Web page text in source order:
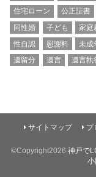
住宅ローン
公正証書
同性婚
子ども 家庭
性自認
慰謝料 未成
遺留分
遺言 遺言執
サイトマップ プ
©Copyright2026 神戸で
小